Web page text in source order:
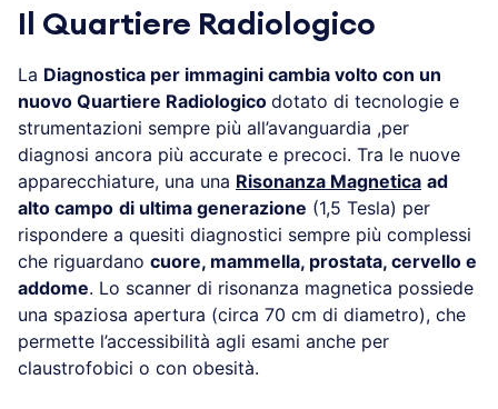
Il Quartiere Radiologico
La Diagnostica per immagini cambia volto con un
nuovo Quartiere Radiologico dotato di tecnologie e
strumentazioni sempre più all’avanguardia ,per
diagnosi ancora più accurate e precoci. Tra le nuove
apparecchiature, una una Risonanza Magnetica ad
alto campo di ultima generazione (1,5 Tesla) per
rispondere a quesiti diagnostici sempre più complessi
che riguardano cuore, mammella, prostata, cervello e
addome. Lo scanner di risonanza magnetica possiede
una spaziosa apertura (circa 70 cm di diametro), che
permette l’accessibilità agli esami anche per
claustrofobici o con obesità.